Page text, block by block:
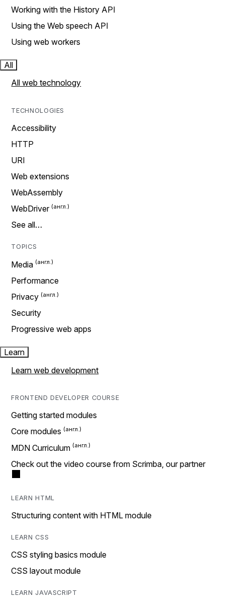
Working with the History API
Using the Web speech API
Using web workers
All
All web technology
TECHNOLOGIES
Accessibility
HTTP
URI
Web extensions
WebAssembly
WebDriver
See all…
TOPICS
Media
Performance
Privacy
Security
Progressive web apps
Learn
Learn web development
FRONTEND DEVELOPER COURSE
Getting started modules
Core modules
MDN Curriculum
Check out the video course from Scrimba, our partner
LEARN HTML
Structuring content with HTML module
LEARN CSS
CSS styling basics module
CSS layout module
LEARN JAVASCRIPT